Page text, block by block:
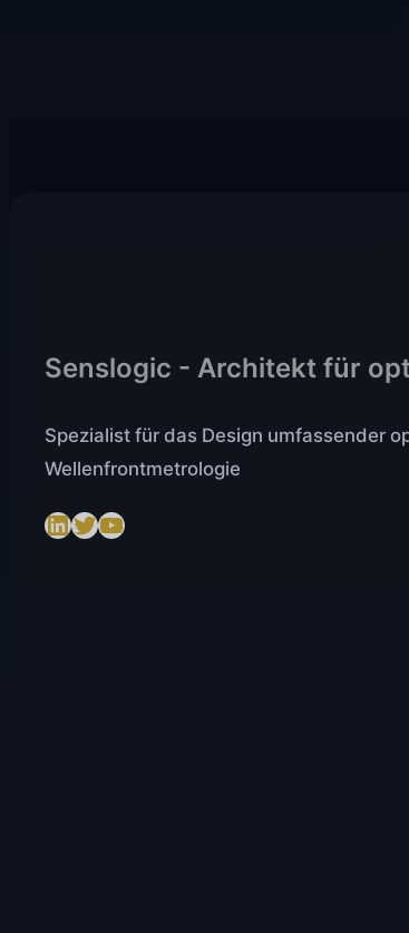
Senslogic - Architekt für
Spezialist für das Design umfassender
Wellenfrontmetrologie
LinkedIn Twitter https://www.youtube.com/@SenslogicS.L.